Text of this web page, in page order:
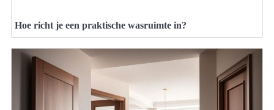
Hoe richt je een praktische wasruimte in?